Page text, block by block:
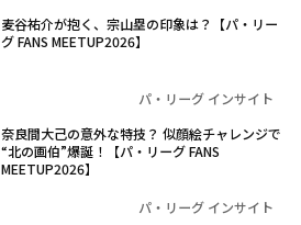
麦谷祐介が抱く、宗山塁の印象は？【パ・リー
グ FANS MEETUP2026】
パ・リーグ インサイト
奈良間大己の意外な特技？ 似顔絵チャレンジで
“北の画伯”爆誕！【パ・リーグ FANS
MEETUP2026】
パ・リーグ インサイト